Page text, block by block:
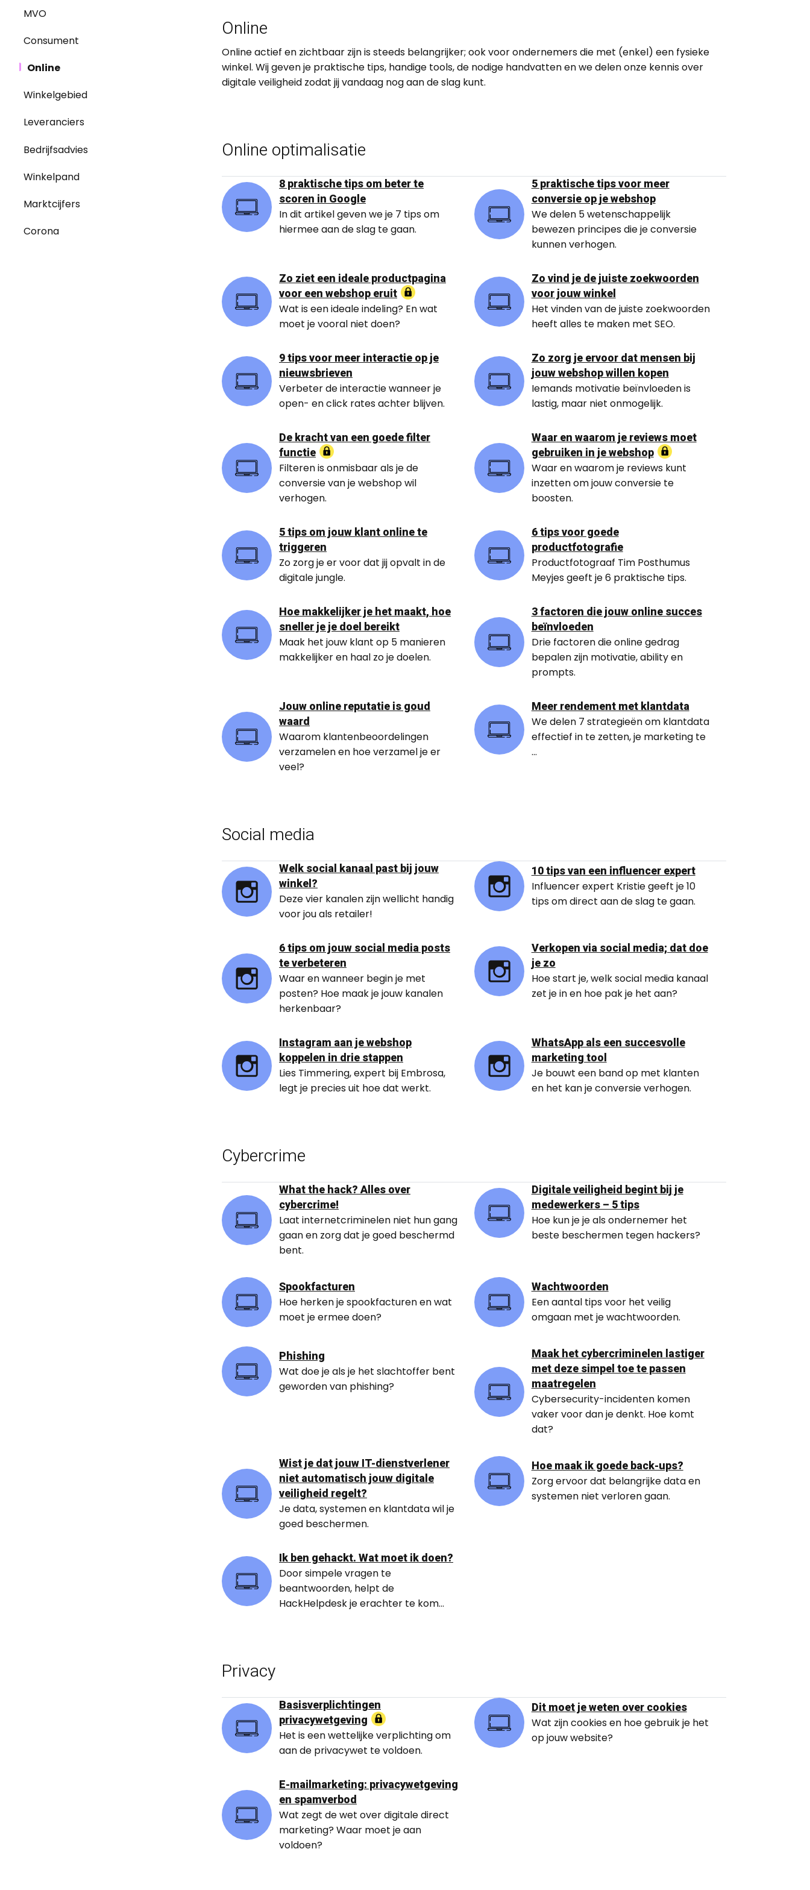
MVO
Consument
Online
Winkelgebied
Leveranciers
Bedrijfsadvies
Winkelpand
Marktcijfers
Corona
Online
Online actief en zichtbaar zijn is steeds belangrijker; ook voor ondernemers die met (enkel) een fysieke
winkel. Wij geven je praktische tips, handige tools, de nodige handvatten en we delen onze kennis over
digitale veiligheid zodat jij vandaag nog aan de slag kunt.
Online optimalisatie
8 praktische tips om beter te
scoren in Google
In dit artikel geven we je 7 tips om
hiermee aan de slag te gaan.
5 praktische tips voor meer
conversie op je webshop
We delen 5 wetenschappelijk
bewezen principes die je conversie
kunnen verhogen.
Zo ziet een ideale productpagina
voor een webshop eruit
Wat is een ideale indeling? En wat
moet je vooral niet doen?
Zo vind je de juiste zoekwoorden
voor jouw winkel
Het vinden van de juiste zoekwoorden
heeft alles te maken met SEO.
9 tips voor meer interactie op je
nieuwsbrieven
Verbeter de interactie wanneer je
open- en click rates achter blijven.
Zo zorg je ervoor dat mensen bij
jouw webshop willen kopen
Iemands motivatie beïnvloeden is
lastig, maar niet onmogelijk.
De kracht van een goede filter
functie
Filteren is onmisbaar als je de
conversie van je webshop wil
verhogen.
Waar en waarom je reviews moet
gebruiken in je webshop
Waar en waarom je reviews kunt
inzetten om jouw conversie te
boosten.
5 tips om jouw klant online te
triggeren
Zo zorg je er voor dat jij opvalt in de
digitale jungle.
6 tips voor goede
productfotografie
Productfotograaf Tim Posthumus
Meyjes geeft je 6 praktische tips.
Hoe makkelijker je het maakt, hoe
sneller je je doel bereikt
Maak het jouw klant op 5 manieren
makkelijker en haal zo je doelen.
3 factoren die jouw online succes
beïnvloeden
Drie factoren die online gedrag
bepalen zijn motivatie, ability en
prompts.
Jouw online reputatie is goud
waard
Waarom klantenbeoordelingen
verzamelen en hoe verzamel je er
veel?
Meer rendement met klantdata
We delen 7 strategieën om klantdata
effectief in te zetten, je marketing te
...
Social media
Welk social kanaal past bij jouw
winkel?
Deze vier kanalen zijn wellicht handig
voor jou als retailer!
10 tips van een influencer expert
Influencer expert Kristie geeft je 10
tips om direct aan de slag te gaan.
6 tips om jouw social media posts
te verbeteren
Waar en wanneer begin je met
posten? Hoe maak je jouw kanalen
herkenbaar?
Verkopen via social media; dat doe
je zo
Hoe start je, welk social media kanaal
zet je in en hoe pak je het aan?
Instagram aan je webshop
koppelen in drie stappen
Lies Timmering, expert bij Embrosa,
legt je precies uit hoe dat werkt.
WhatsApp als een succesvolle
marketing tool
Je bouwt een band op met klanten
en het kan je conversie verhogen.
Cybercrime
What the hack? Alles over
cybercrime!
Laat internetcriminelen niet hun gang
gaan en zorg dat je goed beschermd
bent.
Digitale veiligheid begint bij je
medewerkers – 5 tips
Hoe kun je je als ondernemer het
beste beschermen tegen hackers?
Spookfacturen
Hoe herken je spookfacturen en wat
moet je ermee doen?
Wachtwoorden
Een aantal tips voor het veilig
omgaan met je wachtwoorden.
Phishing
Wat doe je als je het slachtoffer bent
geworden van phishing?
Maak het cybercriminelen lastiger
met deze simpel toe te passen
maatregelen
Cybersecurity-incidenten komen
vaker voor dan je denkt. Hoe komt
dat?
Wist je dat jouw IT-dienstverlener
niet automatisch jouw digitale
veiligheid regelt?
Je data, systemen en klantdata wil je
goed beschermen.
Hoe maak ik goede back-ups?
Zorg ervoor dat belangrijke data en
systemen niet verloren gaan.
Ik ben gehackt. Wat moet ik doen?
Door simpele vragen te
beantwoorden, helpt de
HackHelpdesk je erachter te kom...
Privacy
Basisverplichtingen
privacywetgeving
Het is een wettelijke verplichting om
aan de privacywet te voldoen.
Dit moet je weten over cookies
Wat zijn cookies en hoe gebruik je het
op jouw website?
E-mailmarketing: privacywetgeving
en spamverbod
Wat zegt de wet over digitale direct
marketing? Waar moet je aan
voldoen?